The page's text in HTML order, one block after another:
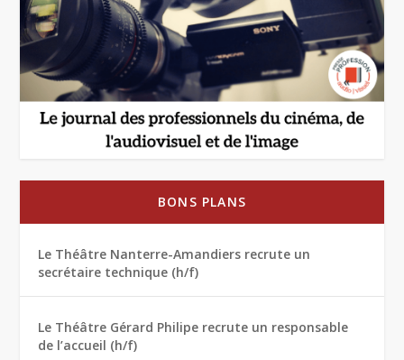
BONS PLANS
Le Théâtre Nanterre-Amandiers recrute un
secrétaire technique (h/f)
Le Théâtre Gérard Philipe recrute un responsable
de l’accueil (h/f)